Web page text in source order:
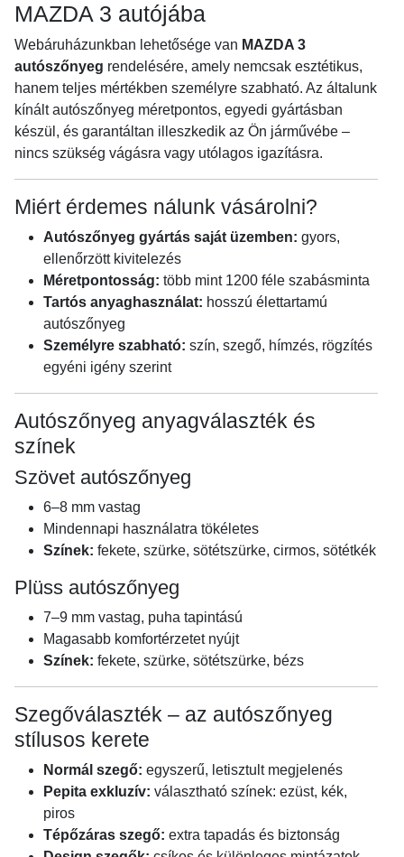
MAZDA 3 autójába
Webáruházunkban lehetősége van MAZDA 3
autószőnyeg rendelésére, amely nemcsak esztétikus,
hanem teljes mértékben személyre szabható. Az általunk
kínált autószőnyeg méretpontos, egyedi gyártásban
készül, és garantáltan illeszkedik az Ön járművébe –
nincs szükség vágásra vagy utólagos igazításra.
Miért érdemes nálunk vásárolni?
Autószőnyeg gyártás saját üzemben: gyors,
ellenőrzött kivitelezés
Méretpontosság: több mint 1200 féle szabásminta
Tartós anyaghasználat: hosszú élettartamú
autószőnyeg
Személyre szabható: szín, szegő, hímzés, rögzítés
egyéni igény szerint
Autószőnyeg anyagválaszték és
színek
Szövet autószőnyeg
6–8 mm vastag
Mindennapi használatra tökéletes
Színek: fekete, szürke, sötétszürke, cirmos, sötétkék
Plüss autószőnyeg
7–9 mm vastag, puha tapintású
Magasabb komfortérzetet nyújt
Színek: fekete, szürke, sötétszürke, bézs
Szegőválaszték – az autószőnyeg
stílusos kerete
Normál szegő: egyszerű, letisztult megjelenés
Pepita exkluzív: választható színek: ezüst, kék,
piros
Tépőzáras szegő: extra tapadás és biztonság